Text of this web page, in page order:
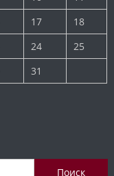
17
18
24
25
31
Найти: